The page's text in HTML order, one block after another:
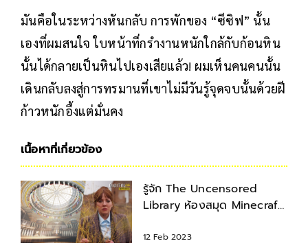
มันคือในระหว่างหันกลับ การพักของ “ซีซิฟ” นั้น
เองที่ผมสนใจ ใบหน้าที่กรำงานหนักใกล้กับก้อนหิน
นั้นได้กลายเป็นหินไปเองเสียแล้ว! ผมเห็นคนคนนั้น
เดินกลับลงสู่การทรมานที่เขาไม่มีวันรู้จุดจบนั้นด้วยฝี
ก้าวหนักอึ้งแต่มั่นคง
เนื้อหาที่เกี่ยวข้อง
รู้จัก The Uncensored
Library ห้องสมุด Minecraft
12 Feb 2023